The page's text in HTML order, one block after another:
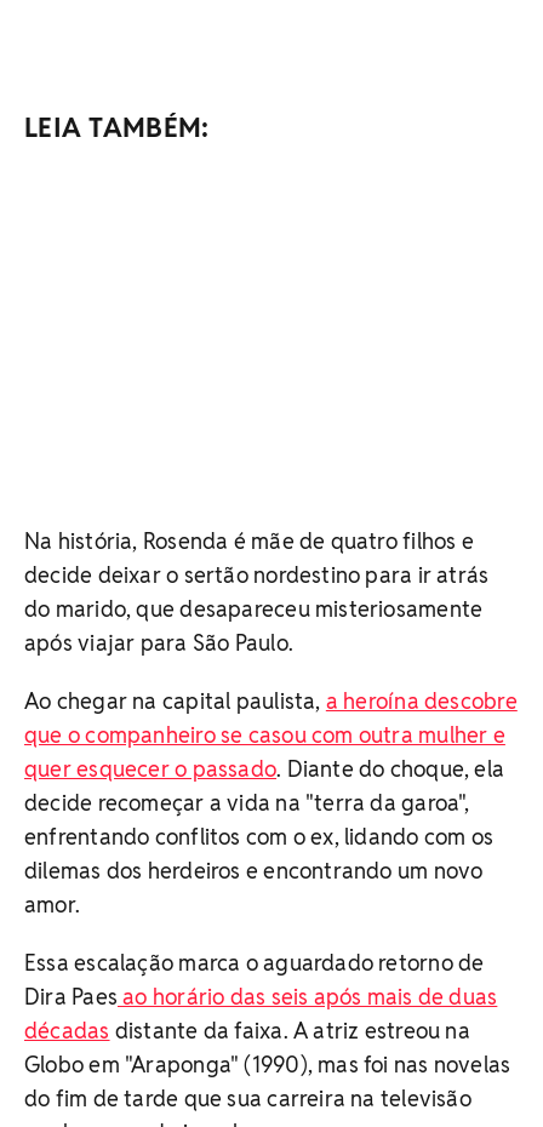
LEIA TAMBÉM:
Na história, Rosenda é mãe de quatro filhos e
decide deixar o sertão nordestino para ir atrás
do marido, que desapareceu misteriosamente
após viajar para São Paulo.
Ao chegar na capital paulista, a heroína descobre
que o companheiro se casou com outra mulher e
quer esquecer o passado. Diante do choque, ela
decide recomeçar a vida na "terra da garoa",
enfrentando conflitos com o ex, lidando com os
dilemas dos herdeiros e encontrando um novo
amor.
Essa escalação marca o aguardado retorno de
Dira Paes ao horário das seis após mais de duas
décadas distante da faixa. A atriz estreou na
Globo em "Araponga" (1990), mas foi nas novelas
do fim de tarde que sua carreira na televisão